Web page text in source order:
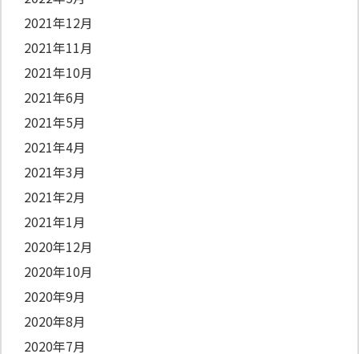
2021年12月
2021年11月
2021年10月
2021年6月
2021年5月
2021年4月
2021年3月
2021年2月
2021年1月
2020年12月
2020年10月
2020年9月
2020年8月
2020年7月